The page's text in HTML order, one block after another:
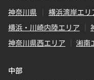
神奈川県
横浜湾岸エリ
横浜・川崎内陸エリア
神奈川県西エリア
湘南
中部